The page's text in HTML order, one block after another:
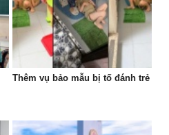
Thêm vụ bảo mẫu bị tố đánh trẻ